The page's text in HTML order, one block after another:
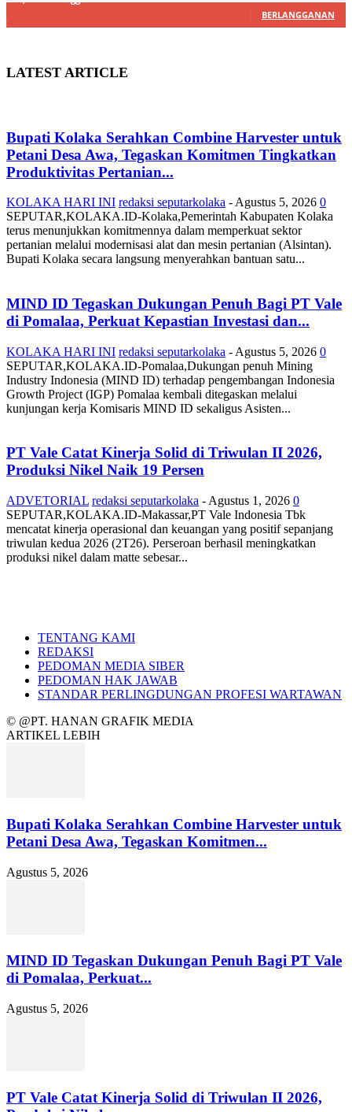
BERLANGGANAN
LATEST ARTICLE
Bupati Kolaka Serahkan Combine Harvester untuk
Petani Desa Awa, Tegaskan Komitmen Tingkatkan
Produktivitas Pertanian...
KOLAKA HARI INI redaksi seputarkolaka - Agustus 5, 2026 0
SEPUTAR,KOLAKA.ID-Kolaka,Pemerintah Kabupaten Kolaka
terus menunjukkan komitmennya dalam memperkuat sektor
pertanian melalui modernisasi alat dan mesin pertanian (Alsintan).
Bupati Kolaka secara langsung menyerahkan bantuan satu...
MIND ID Tegaskan Dukungan Penuh Bagi PT Vale
di Pomalaa, Perkuat Kepastian Investasi dan...
KOLAKA HARI INI redaksi seputarkolaka - Agustus 5, 2026 0
SEPUTAR,KOLAKA.ID-Pomalaa,Dukungan penuh Mining
Industry Indonesia (MIND ID) terhadap pengembangan Indonesia
Growth Project (IGP) Pomalaa kembali ditegaskan melalui
kunjungan kerja Komisaris MIND ID sekaligus Asisten...
PT Vale Catat Kinerja Solid di Triwulan II 2026,
Produksi Nikel Naik 19 Persen
ADVETORIAL redaksi seputarkolaka - Agustus 1, 2026 0
SEPUTAR,KOLAKA.ID-Makassar,PT Vale Indonesia Tbk
mencatat kinerja operasional dan keuangan yang positif sepanjang
triwulan kedua 2026 (2T26). Perseroan berhasil meningkatkan
produksi nikel dalam matte sebesar...
TENTANG KAMI
REDAKSI
PEDOMAN MEDIA SIBER
PEDOMAN HAK JAWAB
STANDAR PERLINGDUNGAN PROFESI WARTAWAN
© @PT. HANAN GRAFIK MEDIA
ARTIKEL LEBIH
Bupati Kolaka Serahkan Combine Harvester untuk
Petani Desa Awa, Tegaskan Komitmen...
Agustus 5, 2026
MIND ID Tegaskan Dukungan Penuh Bagi PT Vale
di Pomalaa, Perkuat...
Agustus 5, 2026
PT Vale Catat Kinerja Solid di Triwulan II 2026,